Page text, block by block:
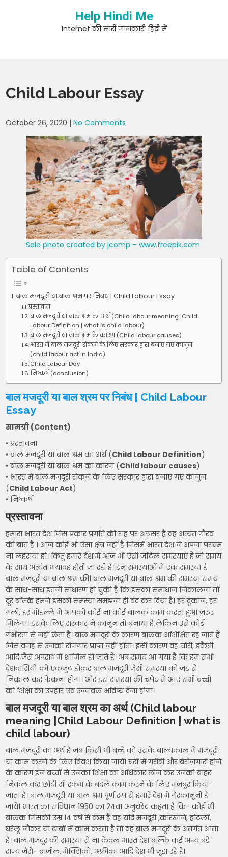
Help Hindi Me
Internet की सारी जानकारी हिंदी में
Child Labour Essay
October 26, 2020 |No Comments
Sale photo created by jcomp – www.freepik.com
Table of Contents
बाल मजदूरी या बाल श्रम पर निबंध | Child Labour Essay
प्रस्तावना
बाल मजदूरी या बाल श्रम का अर्थ (Child labour meaning |Child
Labour Definition | what is child labour)
बाल मजदूरी या बाल श्रम के कारण (Child labour causes)
भारत में बाल मजदूरी रोकने के लिए सरकार द्वारा बनाए गए कानून
(child labour act in India)
Child Labour Day
निष्कर्ष (conclusion)
बाल मजदूरी या बाल श्रम पर निबंध| Child Labour
Essay
सामग्री (Content)
• प्रस्तावना
• बाल मजदूरी या बाल श्रम का अर्थ (Child Labour Definition)
• बाल मजदूरी या बाल श्रम का कारण (Child labour causes)
• भारत में बाल मजदूरी रोकने के लिए सरकार द्वारा बनाए गए कानून
(Child Labour Act)
• निष्कर्ष
प्रस्तावना
हमारा भारत देश जिस प्रकार प्रगति की राह पर अग्रसर है वह अत्यंत गौरव
की बात है । आज कोई भी ऐसा क्षेत्र नहीं है जिसमें भारत देश ने अपना परचम
ना लहराया हो। किंतु हमारे देश में आज भी ऐसी जटिल समस्याएं हैं जो समय
के साथ अत्यंत भयावह होती जा रही है। इन समस्याओं में एक समस्या है
बाल मजदूरी या बाल श्रम की। बाल मजदूरी या बाल श्रम की समस्या समय
के साथ-साथ इतनी साधारण हो चुकी है कि इसका समाधान निकालना तो
दूर बल्कि हमने इसको समस्या समझना ही बंद कर दिया है। हर दुकान, हर
गली, हर मोहल्ले में आपको कोई ना कोई बालक काम करता हुआ ज़रूर
मिलेगा। इसके लिए सरकार ने कानून तो बनाया है लेकिन उसे कोई
गंभीरता से नहीं लेता है। बाल मजदूरी के कारण बालक अशिक्षित रह जाते हैं
जिस वजह से उनको रोजगार प्राप्त नहीं होता। इसी कारण वह चोरी, डकैती
आदि जैसे अपराध में शामिल हो जाते हैं। अब समय आ गया है कि हम सभी
देशवासियों को एकजुट होकर बाल मजदूरी जैसी समस्या को जड़ से
निकाल कर फेंकना होगा। और इस समस्या की चपेट में आए सभी बच्चों
को शिक्षा का उपहार एवं उज्जवल भविष्य देना होगा।
बाल मजदूरी या बाल श्रम का अर्थ (Child labour
meaning |Child Labour Definition | what is
child labour)
बाल मजदूरी का अर्थ है जब किसी भी बच्चे को उसके बाल्यकाल में मजदूरी
या काम करने के लिए विवश किया जायें। घरों में गरीबी और बेरोज़गारी होने
के कारण इन बच्चों से उनका शिक्षा का अधिकार छीन कर उनको बाहर
निकल कर छोटी सी रकम के बदले काम करने के लिए मजबूर किया
जाता है। बाल मजदूरी या बाल श्रम पूर्ण रूप से हमारे देश में गैरकानूनी है
जाये। भारत का संविधान 1950 का 24वा अनुच्छेद कहता है कि- कोई भी
बालक जिसकी उम्र 14 वर्ष से कम है वह यदि मजदूरी ,कारखाने, होटलों,
घरेलू नौकर या ढाबों में काम करता है तो वह बाल मजदूरी के अंतर्गत आता
है। बाल मजदूर की समस्या से ना केवल भारत देश बल्कि कई अन्य बड़े
राज्य जैसे- ब्राजील, मेक्सिको, अफ्रीका आदि देश भी जूझ रहे हैं।